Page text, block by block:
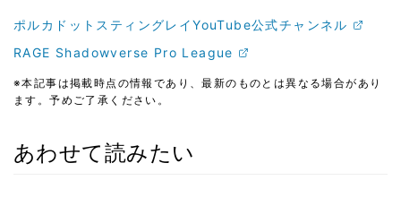
ポルカドットスティングレイYouTube公式チャンネル
RAGE Shadowverse Pro League
※本記事は掲載時点の情報であり、最新のものとは異なる場合があり
ます。予めご了承ください。
あわせて読みたい